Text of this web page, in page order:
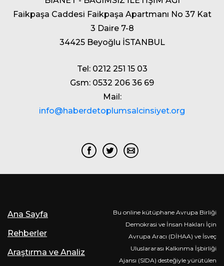
Faikpaşa Caddesi Faikpaşa Apartmanı No 37 Kat
3 Daire 7-8
34425 Beyoğlu İSTANBUL
Tel: 0212 251 15 03
Gsm: 0532 206 36 69
Mail:
info@haberdetoplumsalcinsiyet.org
Ana Sayfa
Rehberler
Araştırma ve Analiz
Bu online kütüphane Avrupa Birliği
Demokrasi ve İnsan Hakları İçin
Avrupa Aracı (DİHAA) ve İsveç
Uluslararası Kalkınma İşbirliği
Ajansı (SIDA) desteğiyle yürütülen